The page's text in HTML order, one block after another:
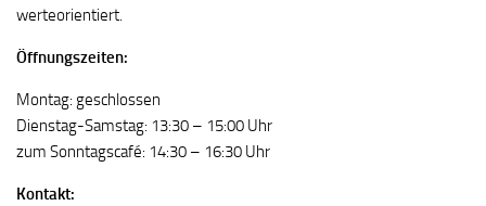
werteorientiert.
Öffnungszeiten:
Montag: geschlossen
Dienstag-Samstag: 13:30 – 15:00 Uhr
zum Sonntagscafé: 14:30 – 16:30 Uhr
Kontakt: